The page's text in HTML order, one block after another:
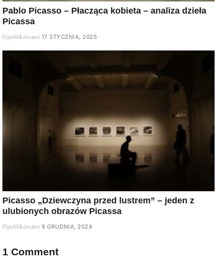
Pablo Picasso – Płacząca kobieta – analiza dzieła
Picassa
17 STYCZNIA, 2025
Picasso „Dziewczyna przed lustrem” – jeden z
ulubionych obrazów Picassa
9 GRUDNIA, 2024
1 Comment